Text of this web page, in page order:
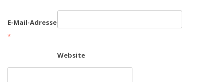
E-Mail-Adresse
*
Website